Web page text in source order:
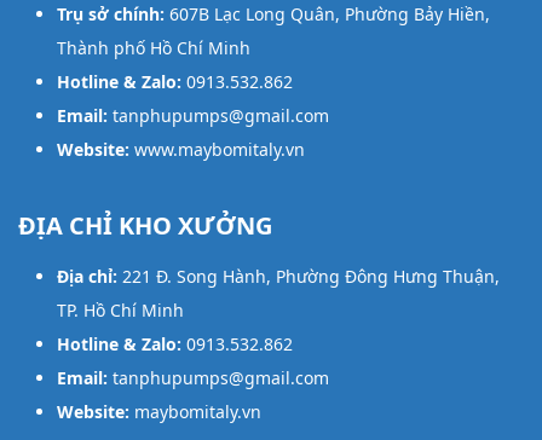
Trụ sở chính: 607B Lạc Long Quân, Phường Bảy Hiền,
Thành phố Hồ Chí Minh
Hotline & Zalo: 0913.532.862
Email: tanphupumps@gmail.com
Website: www.maybomitaly.vn
ĐỊA CHỈ KHO XƯỞNG
Địa chỉ: 221 Đ. Song Hành, Phường Đông Hưng Thuận,
TP. Hồ Chí Minh
Hotline & Zalo: 0913.532.862
Email: tanphupumps@gmail.com
Website: maybomitaly.vn